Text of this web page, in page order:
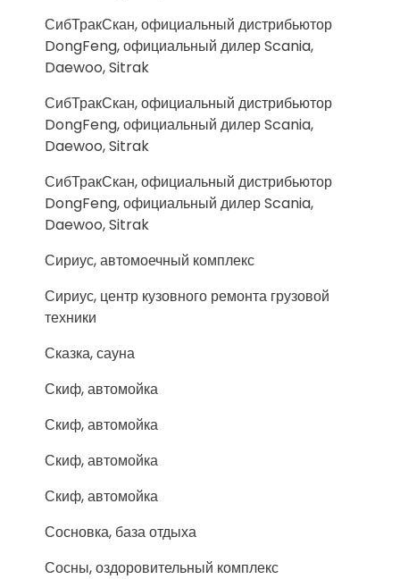
СибТракСкан, официальный дистрибьютор
DongFeng, официальный дилер Scania,
Daewoo, Sitrak
СибТракСкан, официальный дистрибьютор
DongFeng, официальный дилер Scania,
Daewoo, Sitrak
СибТракСкан, официальный дистрибьютор
DongFeng, официальный дилер Scania,
Daewoo, Sitrak
Сириус, автомоечный комплекс
Сириус, центр кузовного ремонта грузовой
техники
Сказка, сауна
Скиф, автомойка
Скиф, автомойка
Скиф, автомойка
Скиф, автомойка
Сосновка, база отдыха
Сосны, оздоровительный комплекс